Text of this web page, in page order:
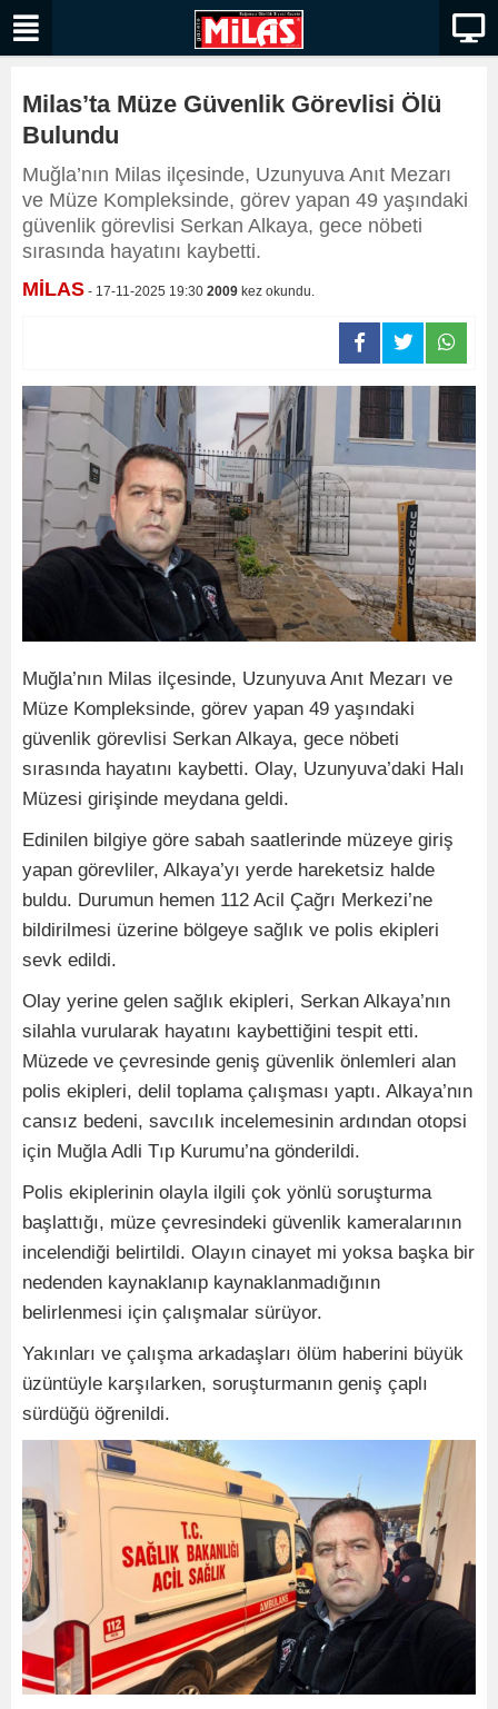
Milas’ta Müze Güvenlik Görevlisi Ölü
Bulundu
Muğla’nın Milas ilçesinde, Uzunyuva Anıt Mezarı
ve Müze Kompleksinde, görev yapan 49 yaşındaki
güvenlik görevlisi Serkan Alkaya, gece nöbeti
sırasında hayatını kaybetti.
MİLAS - 17-11-2025 19:30 2009 kez okundu.
Muğla’nın Milas ilçesinde, Uzunyuva Anıt Mezarı ve
Müze Kompleksinde, görev yapan 49 yaşındaki
güvenlik görevlisi Serkan Alkaya, gece nöbeti
sırasında hayatını kaybetti. Olay, Uzunyuva’daki Halı
Müzesi girişinde meydana geldi.
Edinilen bilgiye göre sabah saatlerinde müzeye giriş
yapan görevliler, Alkaya’yı yerde hareketsiz halde
buldu. Durumun hemen 112 Acil Çağrı Merkezi’ne
bildirilmesi üzerine bölgeye sağlık ve polis ekipleri
sevk edildi.
Olay yerine gelen sağlık ekipleri, Serkan Alkaya’nın
silahla vurularak hayatını kaybettiğini tespit etti.
Müzede ve çevresinde geniş güvenlik önlemleri alan
polis ekipleri, delil toplama çalışması yaptı. Alkaya’nın
cansız bedeni, savcılık incelemesinin ardından otopsi
için Muğla Adli Tıp Kurumu’na gönderildi.
Polis ekiplerinin olayla ilgili çok yönlü soruşturma
başlattığı, müze çevresindeki güvenlik kameralarının
incelendiği belirtildi. Olayın cinayet mi yoksa başka bir
nedenden kaynaklanıp kaynaklanmadığının
belirlenmesi için çalışmalar sürüyor.
Yakınları ve çalışma arkadaşları ölüm haberini büyük
üzüntüyle karşılarken, soruşturmanın geniş çaplı
sürdüğü öğrenildi.